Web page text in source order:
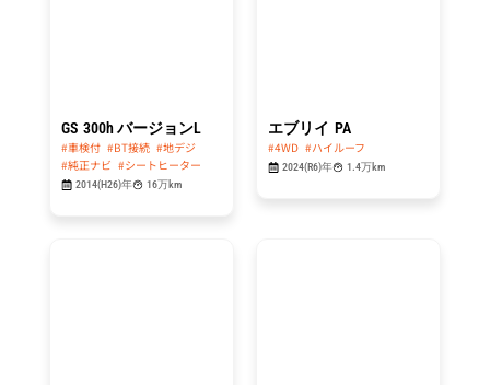
GS 300h バージョンL
#車検付 #BT接続 #地デジ
#純正ナビ #シートヒーター
2014(H26)年 16万km
エブリイ PA
#4WD #ハイルーフ
2024(R6)年 1.4万km